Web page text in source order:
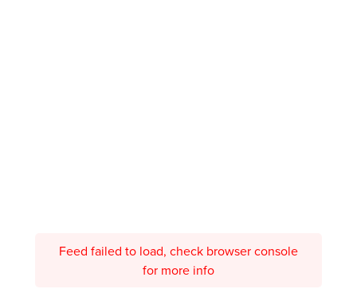
Feed failed to load, check browser console
for more info